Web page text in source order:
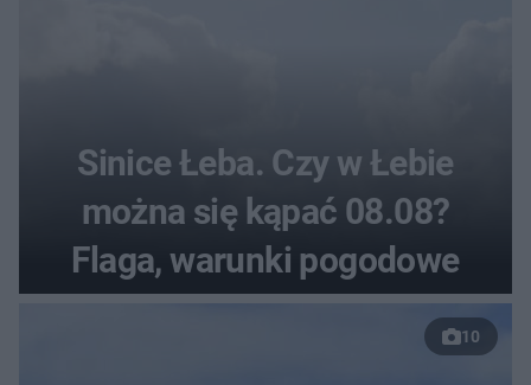
Sinice Łeba. Czy w Łebie
można się kąpać 08.08?
Flaga, warunki pogodowe
10